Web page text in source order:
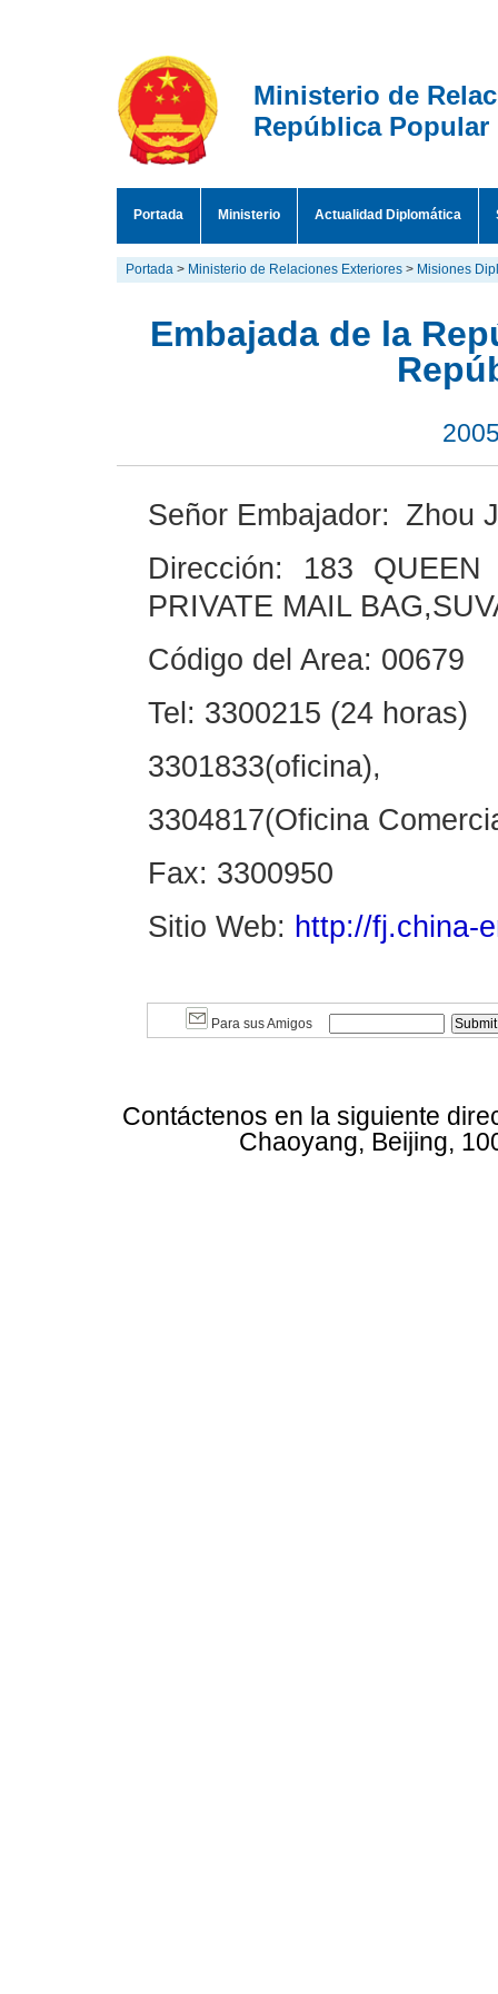
Ministerio de
República Popular
Portada Ministerio Actualidad Diplomática
Portada > Ministerio de Relaciones Exteriores > Misiones
Embajada de la
Señor Embajador: Zhou
Dirección: 183
PRIVATE MAIL
Código del Area: 00679
Tel: 3300215 (24 horas)
3301833(oficina),
3304817(Oficina
Fax: 3300950
Sitio Web: http://fj.china-
Para sus Amigos
Contáctenos en la siguiente
Chaoyang, Beijing,